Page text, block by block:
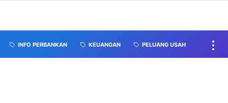
INFO PERBANKAN KEUANGAN PELUANG USAH